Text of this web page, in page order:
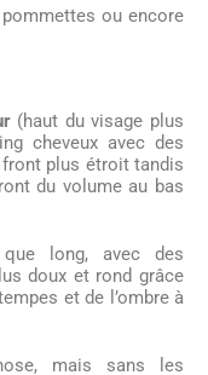
ou encore
(haut du visage plus
cheveux avec des
plus étroit tandis
du volume au bas
long, avec des
doux et rond grâce
et de l’ombre à
mais sans les